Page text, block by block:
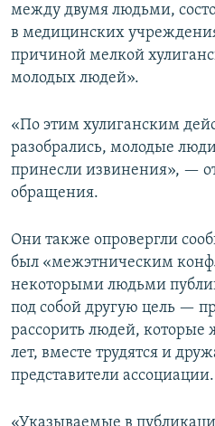
между двумя людьми,
в медицинских
причиной мелкой
молодых людей».
«По этим хулиганским
разобрались, молодые
принесли извинения», —
обращения.
Они также опровергли
был «межэтническим
некоторыми людьми
под собой другую цель —
рассорить людей, которые
лет, вместе трудятся и
представители ассоциации.